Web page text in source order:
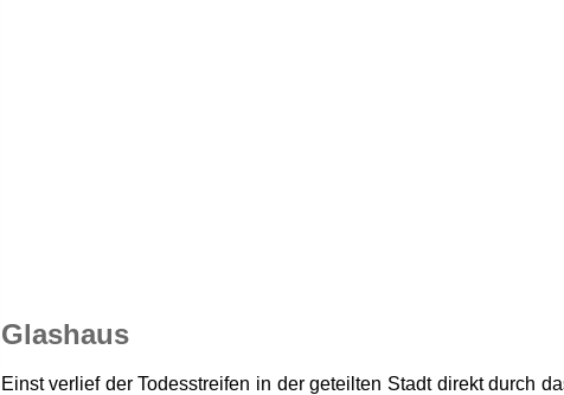
Glashaus
Einst verlief der Todesstreifen in der geteilten Stadt direkt durch